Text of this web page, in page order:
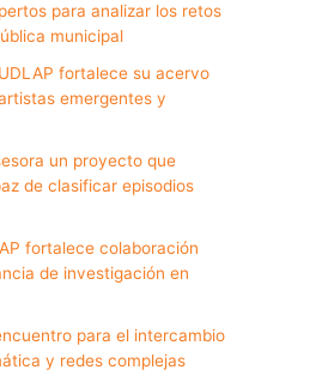
para analizar los retos
municipal
fortalece su acervo
emergentes y
un proyecto que
de clasificar episodios
fortalece colaboración
de investigación en
para el intercambio
y redes complejas